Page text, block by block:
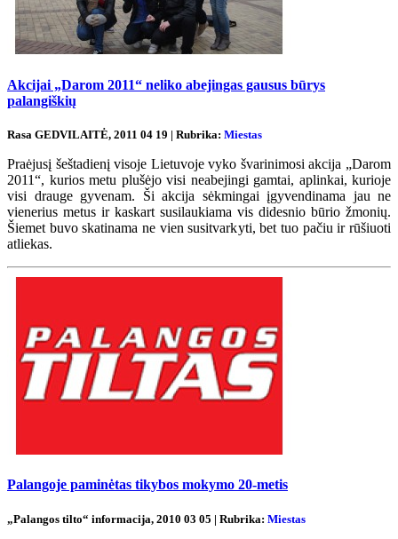
Akcijai „Darom 2011“ neliko abejingas gausus būrys
palangiškių
Rasa GEDVILAITĖ, 2011 04 19 | Rubrika: Miestas
Praėjusį šeštadienį visoje Lietuvoje vyko švarinimosi akcija „Darom
2011“, kurios metu plušėjo visi neabejingi gamtai, aplinkai, kurioje
visi drauge gyvenam. Ši akcija sėkmingai įgyvendinama jau ne
vienerius metus ir kaskart susilaukiama vis didesnio būrio žmonių.
Šiemet buvo skatinama ne vien susitvarkyti, bet tuo pačiu ir rūšiuoti
atliekas.
Palangoje paminėtas tikybos mokymo 20-metis
„Palangos tilto“ informacija, 2010 03 05 | Rubrika: Miestas